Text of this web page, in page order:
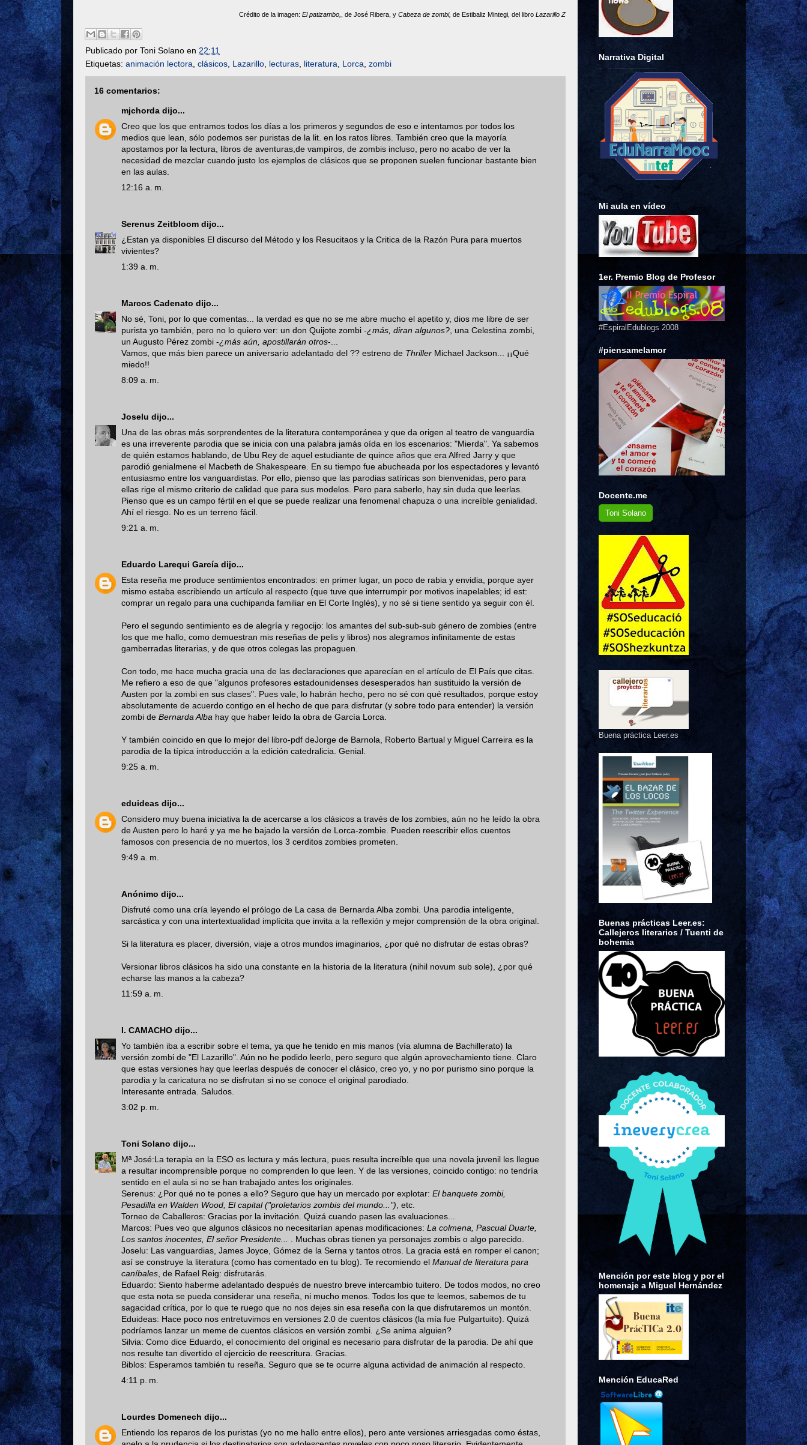
Crédito de la imagen: El patizambo, , de José Ribera, y Cabeza de zombi, de Estibaliz Mintegi, del libro Lazarillo Z
Publicado por Toni Solano en 22:11
Etiquetas: animación lectora clásicos Lazarillo lecturas literatura Lorca zombi
16 comentarios:
mjchorda dijo...
Creo que los que entramos todos los días a los primeros y segundos de eso e intentamos por todos los
medios que lean, sólo podemos ser puristas de la lit. en los ratos libres. También creo que la mayoría
apostamos por la lectura, libros de aventuras,de vampiros, de zombis incluso, pero no acabo de ver la
necesidad de mezclar cuando justo los ejemplos de clásicos que se proponen suelen funcionar bastante bien
en las aulas.
12:16 a. m.
Serenus Zeitbloom dijo...
¿Estan ya disponibles El discurso del Método y los Resucitaos y la Critica de la Razón Pura para muertos
vivientes?
1:39 a. m.
Marcos Cadenato dijo...
No sé, Toni, por lo que comentas... la verdad es que no se me abre mucho el apetito y, dios me libre de ser
purista yo también, pero no lo quiero ver: un don Quijote zombi -¿más, diran algunos? , una Celestina zombi,
un Augusto Pérez zombi -¿más aún, apostillarán otros-...
Vamos, que más bien parece un aniversario adelantado del ?? estreno de Thriller Michael Jackson... ¡¡Qué
miedo!!
8:09 a. m.
Joselu dijo...
Una de las obras más sorprendentes de la literatura contemporánea y que da origen al teatro de vanguardia
es una irreverente parodia que se inicia con una palabra jamás oída en los escenarios: "Mierda". Ya sabemos
de quién estamos hablando, de Ubu Rey de aquel estudiante de quince años que era Alfred Jarry y que
parodió genialmene el Macbeth de Shakespeare. En su tiempo fue abucheada por los espectadores y levantó
entusiasmo entre los vanguardistas. Por ello, pienso que las parodias satíricas son bienvenidas, pero para
ellas rige el mismo criterio de calidad que para sus modelos. Pero para saberlo, hay sin duda que leerlas.
Pienso que es un campo fértil en el que se puede realizar una fenomenal chapuza o una increíble genialidad.
Ahí el riesgo. No es un terreno fácil.
9:21 a. m.
Eduardo Larequi García dijo...
Esta reseña me produce sentimientos encontrados: en primer lugar, un poco de rabia y envidia, porque ayer
mismo estaba escribiendo un artículo al respecto (que tuve que interrumpir por motivos inapelables; id est:
comprar un regalo para una cuchipanda familiar en El Corte Inglés), y no sé si tiene sentido ya seguir con él.
Pero el segundo sentimiento es de alegría y regocijo: los amantes del sub-sub-sub género de zombies (entre
los que me hallo, como demuestran mis reseñas de pelis y libros) nos alegramos infinitamente de estas
gamberradas literarias, y de que otros colegas las propaguen.
Con todo, me hace mucha gracia una de las declaraciones que aparecían en el artículo de El País que citas.
Me refiero a eso de que "algunos profesores estadounidenses desesperados han sustituido la versión de
Austen por la zombi en sus clases". Pues vale, lo habrán hecho, pero no sé con qué resultados, porque estoy
absolutamente de acuerdo contigo en el hecho de que para disfrutar (y sobre todo para entender) la versión
zombi de Bernarda Alba hay que haber leído la obra de García Lorca.
Y también coincido en que lo mejor del libro-pdf deJorge de Barnola, Roberto Bartual y Miguel Carreira es la
parodia de la típica introducción a la edición catedralicia. Genial.
9:25 a. m.
eduideas dijo...
Considero muy buena iniciativa la de acercarse a los clásicos a través de los zombies, aún no he leído la obra
de Austen pero lo haré y ya me he bajado la versión de Lorca-zombie. Pueden reescribir ellos cuentos
famosos con presencia de no muertos, los 3 cerditos zombies prometen.
9:49 a. m.
Anónimo dijo...
Disfruté como una cría leyendo el prólogo de La casa de Bernarda Alba zombi. Una parodia inteligente,
sarcástica y con una intertextualidad implícita que invita a la reflexión y mejor comprensión de la obra original.
Si la literatura es placer, diversión, viaje a otros mundos imaginarios, ¿por qué no disfrutar de estas obras?
Versionar libros clásicos ha sido una constante en la historia de la literatura (nihil novum sub sole), ¿por qué
echarse las manos a la cabeza?
11:59 a. m.
I. CAMACHO dijo...
Yo también iba a escribir sobre el tema, ya que he tenido en mis manos (vía alumna de Bachillerato) la
versión zombi de "El Lazarillo". Aún no he podido leerlo, pero seguro que algún aprovechamiento tiene. Claro
que estas versiones hay que leerlas después de conocer el clásico, creo yo, y no por purismo sino porque la
parodia y la caricatura no se disfrutan si no se conoce el original parodiado.
Interesante entrada. Saludos.
3:02 p. m.
Toni Solano dijo...
Mª José:La terapia en la ESO es lectura y más lectura, pues resulta increíble que una novela juvenil les llegue
a resultar incomprensible porque no comprenden lo que leen. Y de las versiones, coincido contigo: no tendría
sentido en el aula si no se han trabajado antes los originales.
Serenus: ¿Por qué no te pones a ello? Seguro que hay un mercado por explotar: El banquete zombi,
Pesadilla en Walden Wood, El capital ("proletarios zombis del mundo...") , etc.
Torneo de Caballeros: Gracias por la invitación. Quizá cuando pasen las evaluaciones...
Marcos: Pues veo que algunos clásicos no necesitarían apenas modificaciones: La colmena, Pascual Duarte,
Los santos inocentes, El señor Presidente...
. Muchas obras tienen ya personajes zombis o algo parecido.
Joselu: Las vanguardias, James Joyce, Gómez de la Serna y tantos otros. La gracia está en romper el canon;
así se construye la literatura (como has comentado en tu blog). Te recomiendo el Manual de literatura para
caníbales , de Rafael Reig: disfrutarás.
Eduardo: Siento haberme adelantado después de nuestro breve intercambio tuitero. De todos modos, no creo
que esta nota se pueda considerar una reseña, ni mucho menos. Todos los que te leemos, sabemos de tu
sagacidad crítica, por lo que te ruego que no nos dejes sin esa reseña con la que disfrutaremos un montón.
Eduideas: Hace poco nos entretuvimos en versiones 2.0 de cuentos clásicos (la mía fue Pulgartuito). Quizá
podríamos lanzar un meme de cuentos clásicos en versión zombi. ¿Se anima alguien?
Silvia: Como dice Eduardo, el conocimiento del original es necesario para disfrutar de la parodia. De ahí que
nos resulte tan divertido el ejercicio de reescritura. Gracias.
Biblos: Esperamos también tu reseña. Seguro que se te ocurre alguna actividad de animación al respecto.
4:11 p. m.
Lourdes Domenech dijo...
Entiendo los reparos de los puristas (yo no me hallo entre ellos), pero ante versiones arriesgadas como éstas,
Narrativa Digital
Mi aula en vídeo
1er. Premio Blog de Profesor
#EspiralEdublogs 2008
#piensamelamor
Docente.me
Toni Solano
Buena práctica Leer.es
Buenas prácticas Leer.es:
Callejeros literarios / Tuenti de
bohemia
Mención por este blog y por el
homenaje a Miguel Hernández
Mención EducaRed